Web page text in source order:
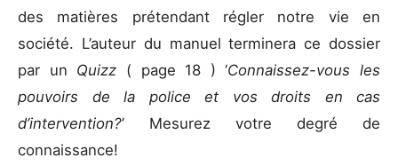
des matières prétendant régler notre vie en
société. L’auteur du manuel terminera ce dossier
par un Quizz ( page 18 ) ‘Connaissez-vous les
pouvoirs de la police et vos droits en cas
d’intervention?’ Mesurez votre degré de
connaissance!